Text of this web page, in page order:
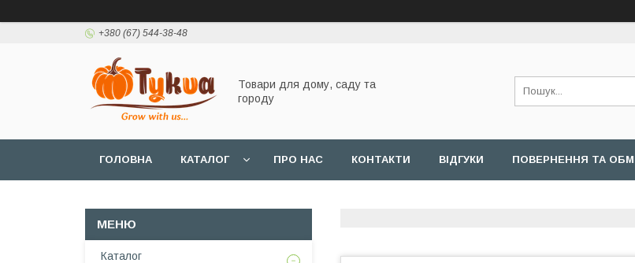
+380 (67) 544-38-48
Товари для дому, саду та
городу
ГОЛОВНА КАТАЛОГ ПРО НАС КОНТАКТИ ВІДГУКИ ПОВЕРНЕННЯ ТА
Каталог